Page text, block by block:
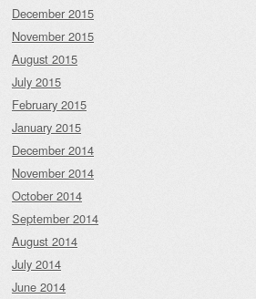
December 2015
November 2015
August 2015
July 2015
February 2015
January 2015
December 2014
November 2014
October 2014
September 2014
August 2014
July 2014
June 2014